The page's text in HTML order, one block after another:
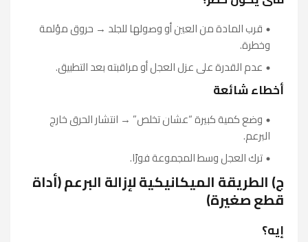
قرب المادة من العين أو وصولها للجلد → حروق مؤلمة
وخطرة.
عدم القدرة على عزل العجل أو مراقبته بعد التطبيق.
أخطاء شائعة
وضع كمية كبيرة “عشان تخلص” → انتشار الحرق خارج
البرعم.
ترك العجل وسط المجموعة فورًا.
ج) الطريقة الميكانيكية لإزالة البرعم (أداة
قطع صغيرة)
إيه؟